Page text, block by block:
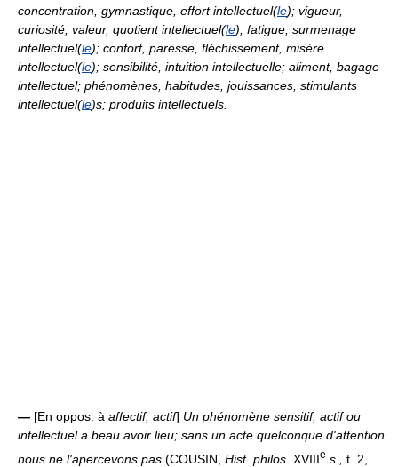
concentration, gymnastique, effort intellectuel(le); vigueur,
curiosité, valeur, quotient intellectuel(le); fatigue, surmenage
intellectuel(le); confort, paresse, fléchissement, misère
intellectuel(le); sensibilité, intuition intellectuelle; aliment, bagage
intellectuel; phénomènes, habitudes, jouissances, stimulants
intellectuel(le)s; produits intellectuels.
— [En oppos. à affectif, actif] Un phénomène sensitif, actif ou
intellectuel a beau avoir lieu; sans un acte quelconque d'attention
nous ne l'apercevons pas (COUSIN, Hist. philos. XVIIIe s., t. 2,